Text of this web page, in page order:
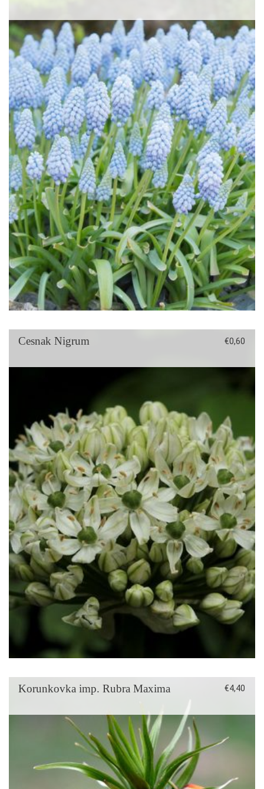
Cesnak Nigrum €0,60
Korunkovka imp. Rubra Maxima €4,40